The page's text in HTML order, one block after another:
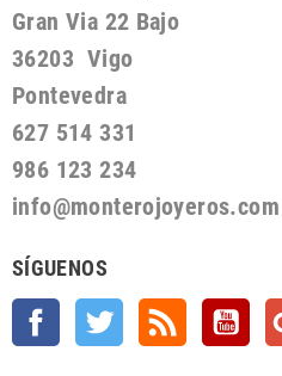
Gran Via 22 Bajo
36203 Vigo
Pontevedra
627 514 331
986 123 234
info@monterojoyeros.com
SÍGUENOS
Facebook Twitter